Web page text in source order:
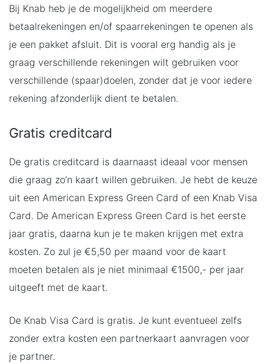
Bij Knab heb je de mogelijkheid om meerdere
betaalrekeningen en/of spaarrekeningen te openen als
je een pakket afsluit. Dit is vooral erg handig als je
graag verschillende rekeningen wilt gebruiken voor
verschillende (spaar)doelen, zonder dat je voor iedere
rekening afzonderlijk dient te betalen.
Gratis creditcard
De gratis creditcard is daarnaast ideaal voor mensen
die graag zo’n kaart willen gebruiken. Je hebt de keuze
uit een American Express Green Card of een Knab Visa
Card. De American Express Green Card is het eerste
jaar gratis, daarna kun je te maken krijgen met extra
kosten. Zo zul je €5,50 per maand voor de kaart
moeten betalen als je niet minimaal €1500,- per jaar
uitgeeft met de kaart.
De Knab Visa Card is gratis. Je kunt eventueel zelfs
zonder extra kosten een partnerkaart aanvragen voor
je partner.